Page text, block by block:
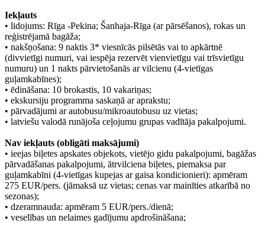
Iekļauts
• lidojums: Rīga -Pekina; Šanhaja-Rīga (ar pārsēšanos), rokas un
reģistrējamā bagāža;
• nakšņošana: 9 naktis 3* viesnīcās pilsētās vai to apkārtnē
(divvietīgi numuri, vai iespēja rezervēt vienvietīgu vai trīsvietīgu
numuru) un 1 nakts pārvietošanās ar vilcienu (4-vietīgas
guļamkabīnes);
• ēdināšana: 10 brokastis, 10 vakariņas;
• ekskursiju programma saskaņā ar aprakstu;
• pārvadājumi ar autobusu/mikroautobusu uz vietas;
• latviešu valodā runājoša ceļojumu grupas vadītāja pakalpojumi.
Nav iekļauts (obligāti maksājumi)
• ieejas biļetes apskates objekots, vietējo gidu pakalpojumi, bagāžas
pārvadāšanas pakalpojumi, ātrvilciena biļetes, piemaksa par
guļamkabīni (4-vietīgas kupejas ar gaisa kondicionieri): apmēram
275 EUR/pers. (jāmaksā uz vietas; cenas var mainīties atkarībā no
sezonas);
• dzeramnauda: apmēram 5 EUR/pers./dienā;
• veselības un nelaimes gadījumu apdrošināšana;